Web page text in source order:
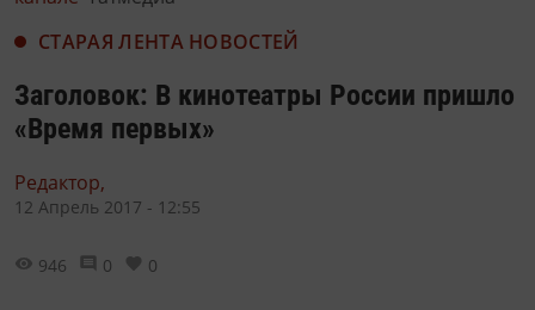
СТАРАЯ ЛЕНТА НОВОСТЕЙ
Заголовок: В кинотеатры России пришло
«Время первых»
Редактор,
12 Апрель 2017 - 12:55
946 0 0